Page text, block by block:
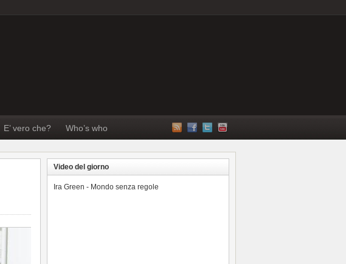
E’ vero che? Who’s who
Video del giorno
Ira Green - Mondo senza regole